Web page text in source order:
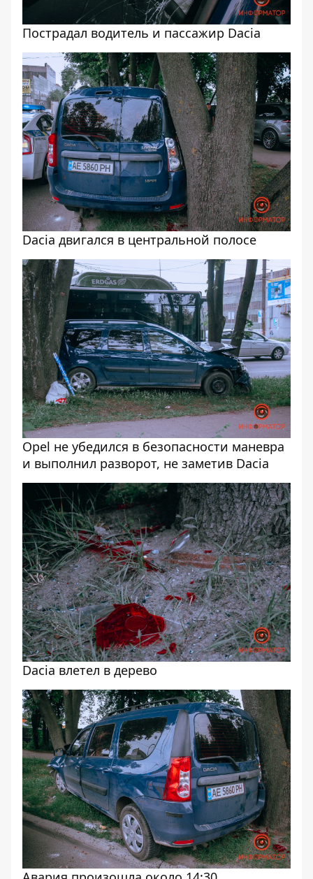
Пострадал водитель и пассажир Dacia
Dacia двигался в центральной полосе
Opel не убедился в безопасности маневра
и выполнил разворот, не заметив Dacia
Dacia влетел в дерево